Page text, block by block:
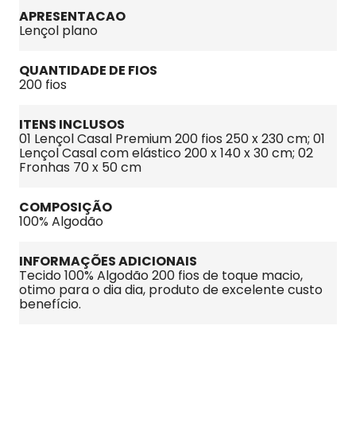
APRESENTACAO
Lençol plano
QUANTIDADE DE FIOS
200 fios
ITENS INCLUSOS
01 Lençol Casal Premium 200 fios 250 x 230 cm; 01
Lençol Casal com elástico 200 x 140 x 30 cm; 02
Fronhas 70 x 50 cm
COMPOSIÇÃO
100% Algodão
INFORMAÇÕES ADICIONAIS
Tecido 100% Algodão 200 fios de toque macio,
otimo para o dia dia, produto de excelente custo
benefício.